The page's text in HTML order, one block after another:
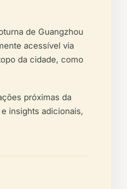
de Guangzhou
acessível via
da cidade, como
próximas da
insights adicionais,